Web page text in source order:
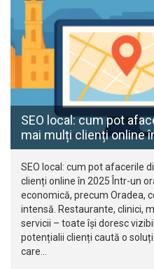
SEO local: cum pot
mai mulți clienți online
SEO local: cum pot afacerile
clienți online în 2025 Într-un
economică, precum Oradea,
intensă. Restaurante, clinici,
servicii – toate își doresc
potențialii clienți caută o
care…